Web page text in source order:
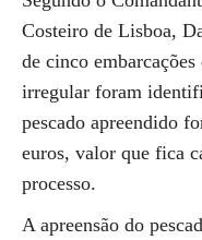
Costeiro de Lisboa,
de cinco
irregular foram
pescado apreendido
euros, valor que fica
processo.
A apreensão do